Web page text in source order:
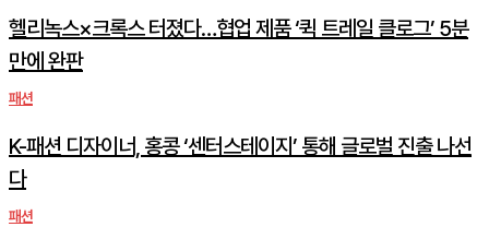
헬리녹스×크록스 터졌다…협업 제품 ‘퀵 트레일 클로그’ 5분
만에 완판
패션
K-패션 디자이너, 홍콩 ‘센터스테이지’ 통해 글로벌 진출 나선
다
패션